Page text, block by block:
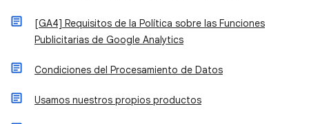
[GA4] Requisitos de la Política sobre las Funciones
Publicitarias de Google Analytics
Condiciones del Procesamiento de Datos
Usamos nuestros propios productos